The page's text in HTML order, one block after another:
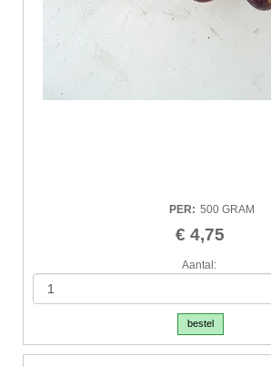
PER: 500 GRAM
€ 4,75
Aantal:
bestel